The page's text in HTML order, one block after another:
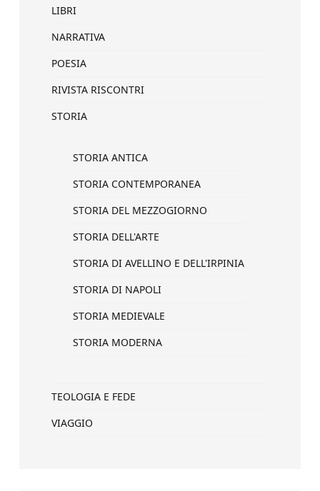
LIBRI
NARRATIVA
POESIA
RIVISTA RISCONTRI
STORIA
STORIA ANTICA
STORIA CONTEMPORANEA
STORIA DEL MEZZOGIORNO
STORIA DELL'ARTE
STORIA DI AVELLINO E DELL'IRPINIA
STORIA DI NAPOLI
STORIA MEDIEVALE
STORIA MODERNA
TEOLOGIA E FEDE
VIAGGIO